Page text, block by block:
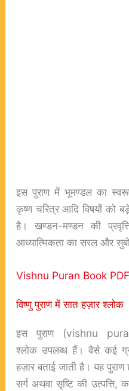
इस पुराण में भूमण्डल का
कृष्ण चरित्र आदि विषयों को
है। खण्डन-मण्डन की
आध्यात्मिकता का सरल और
Vishnu Puran Book PDF
विष्णु पुराण में सात हज़ार श्लोक
इस पुराण (vishnu
श्लोक उपलब्ध हैं। वैसे कई
हज़ार बताई जाती है। यह
सर्ग अथवा सृष्टि की